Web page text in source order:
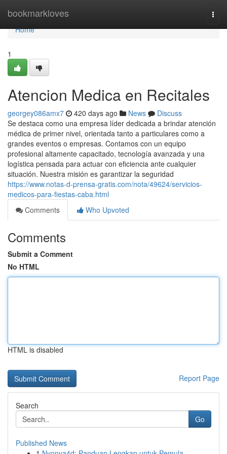
bookmarkloves
Home
Home
1
Atencion Medica en Recitales
georgey086amx7 420 days ago News
Discuss
Se destaca como una empresa líder dedicada a brindar atención
médica de primer nivel, orientada tanto a particulares como a
grandes eventos o empresas. Contamos con un equipo
profesional altamente capacitado, tecnología avanzada y una
logística pensada para actuar con eficiencia ante cualquier
situación. Nuestra misión es garantizar la seguridad
https://www.notas-d-prensa-gratis.com/nota/49624/servicios-
medicos-para-fiestas-caba.html
Comments
Who Upvoted
Comments
Submit a Comment
No HTML
HTML is disabled
Report Page
Search
Go
Published News